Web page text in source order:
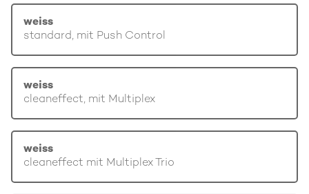
weiss
standard, mit Push Control
weiss
cleaneffect, mit Multiplex
weiss
cleaneffect mit Multiplex Trio